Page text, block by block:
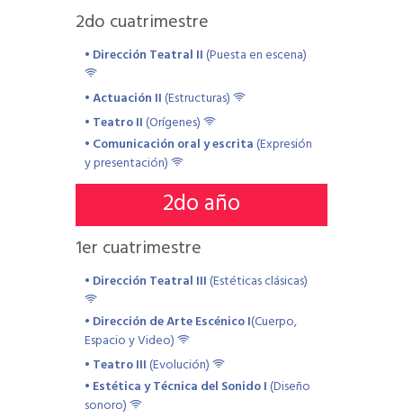
2do cuatrimestre
• Dirección Teatral II(Puesta en escena)
• Actuación II(Estructuras)
• Teatro II(Orígenes)
• Comunicación oral y escrita(Expresión
y presentación)
2do año
1er cuatrimestre
• Dirección Teatral III(Estéticas clásicas)
• Dirección de Arte Escénico I(Cuerpo,
Espacio y Video)
• Teatro III(Evolución)
• Estética y Técnica del Sonido I(Diseño
sonoro)